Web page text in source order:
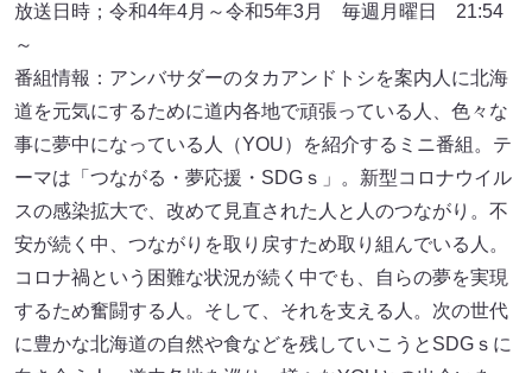
放送日時；令和4年4月～令和5年3月 毎週月曜日 21:54
～
番組情報：アンバサダーのタカアンドトシを案内人に北海
道を元気にするために道内各地で頑張っている人、色々な
事に夢中になっている人（YOU）を紹介するミニ番組。テ
ーマは「つながる・夢応援・SDGｓ」。新型コロナウイル
スの感染拡大で、改めて見直された人と人のつながり。不
安が続く中、つながりを取り戻すため取り組んでいる人。
コロナ禍という困難な状況が続く中でも、自らの夢を実現
するため奮闘する人。そして、それを支える人。次の世代
に豊かな北海道の自然や食などを残していこうとSDGｓに